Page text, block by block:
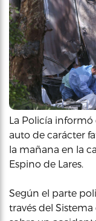
La Policía informó
auto de carácter
la mañana en la
Espino de Lares.
Según el parte
través del